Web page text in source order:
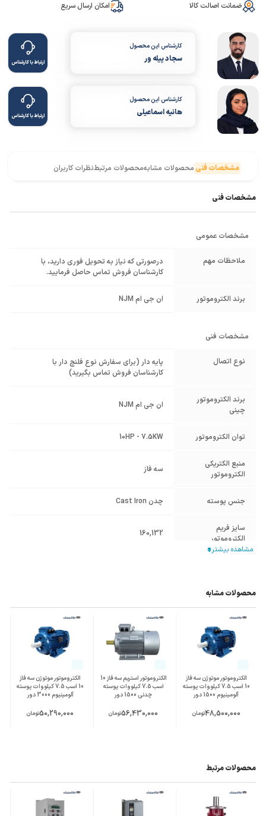
ضمانت اصالت کالا امکان ارسال سریع
کارشناس این محصول
سجاد پیله ور ارتباط با کارشناس
کارشناس این محصول
هانیه اسماعیلی ارتباط با کارشناس
مشخصات فنی محصولات مشابهمحصولات مرتبطنظرات کاربران
مشخصات فنی
مشخصات عمومی
ملاحظات مهم
درصورتی که نیاز به تحویل فوری دارید، با
کارشناسان فروش تماس حاصل فرمایید.
برند الکتروموتور ان جی ام NJM
مشخصات فنی
نوع اتصال
پایه دار (برای سفارش نوع فلنچ دار با
کارشناسان فروش تماس بگیرید)
برند الکتروموتور
چینی
ان جی ام NJM
توان الکتروموتور 10HP - 7.5KW
منبع الکتریکی
الکتروموتور
سه فاز
جنس پوسته چدن Cast Iron
سایز فریم
الکتروموتور
132
,
160
محصولات مشابه
الکتروموتور موتوژن سه فاز
10 اسب 7.5 کیلووات پوسته
آلومینیوم 1500 دور
48,500,000تومان
الکتروموتور استریم سه فاز 10
اسب 7.5 کیلووات پوسته
چدنی 1500 دور
56,430,000تومان
الکتروموتور موتوژن سه فاز
10 اسب 7.5 کیلووات پوسته
آلومینیوم 3000 دور
50,290,000تومان
محصولات مرتبط